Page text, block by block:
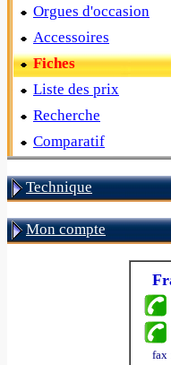
Orgues d'occasion
Accessoires
Fiches
Liste des prix
Recherche
Comparatif
Technique
Mon compte
fax